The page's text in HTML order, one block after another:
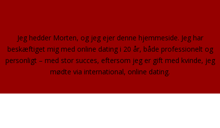
Jeg hedder Morten, og jeg ejer denne hjemmeside. Jeg har
beskæftiget mig med online dating i 20 år, både professionelt og
personligt – med stor succes, eftersom jeg er gift med kvinde, jeg
mødte via international, online dating.